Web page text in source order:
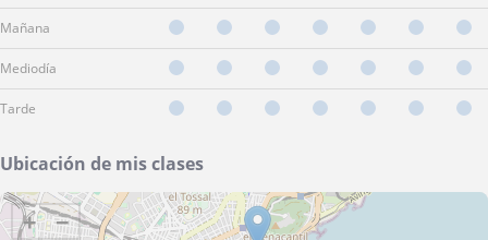
Mañana
Mediodía
Tarde
Ubicación de mis clases
+ −